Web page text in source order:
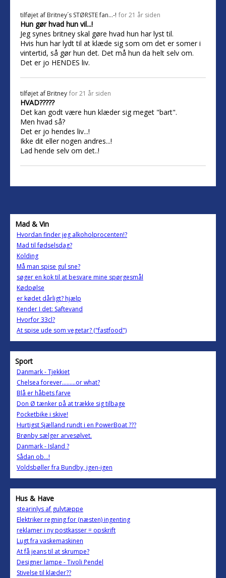
tilføjet af Britney´s STØRSTE fan...-! for 21 år siden
Hun gør hvad hun vil...!
Jeg synes britney skal gøre hvad hun har lyst til.
Hvis hun har lydt til at klæde sig som om det er somer i
vintertid, så gør hun det. Det må hun da helt selv om.
Det er jo HENDES liv.
tilføjet af Britney for 21 år siden
HVAD?????
Det kan godt være hun klæder sig meget "bart".
Men hvad så?
Det er jo hendes liv...!
Ikke dit eller nogen andres...!
Lad hende selv om det..!
Mad & Vin
Hvordan finder jeg alkoholprocenten!?
Mad til fødselsdag?
Kolding
Må man spise gul sne?
søger en kok til at besvare mine spørgesmål
Kødpølse
er kødet dårligt? hjælp
Kender I det: Saftevand
Hvorfor 33cl?
At spise ude som vegetar? ("fastfood")
Sport
Danmark - Tjekkiet
Chelsea forever.........or what?
Blå er håbets farve
Don Ø tænker på at trække sig tilbage
Pocketbike i skive!
Hurtigst Sjælland rundt i en PowerBoat ???
Brønby sælger arvesølvet.
Danmark - Island ?
Sådan ob...!
Voldsbøller fra Bundby, igen-igen
Hus & Have
stearinlys af gulvtæppe
Elektriker regning for (næsten) ingenting
reklamer i ny postkasser = opskrift
Lugt fra vaskemaskinen
At få jeans til at skrumpe?
Designer lampe - Tivoli Pendel
Stivelse til klæder??